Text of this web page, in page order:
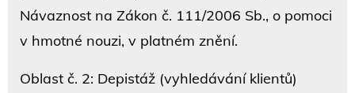
Návaznost na Zákon č. 111/2006 Sb., o pomoci
v hmotné nouzi, v platném znění.
Oblast č. 2: Depistáž (vyhledávání klientů)